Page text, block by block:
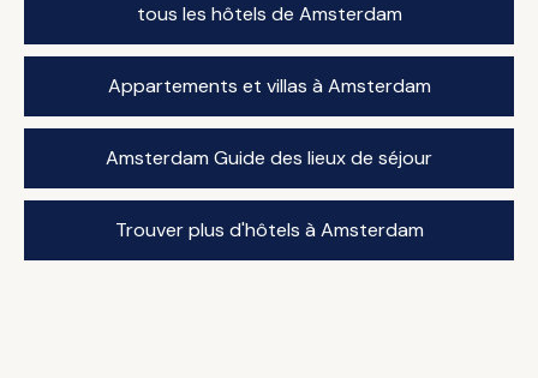
tous les hôtels de Amsterdam
Appartements et villas à Amsterdam
Amsterdam Guide des lieux de séjour
Trouver plus d'hôtels à Amsterdam